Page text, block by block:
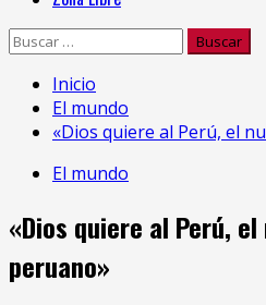
Buscar:
Inicio
El mundo
«Dios quiere al Perú, el
El mundo
«Dios quiere al Perú, el
peruano»